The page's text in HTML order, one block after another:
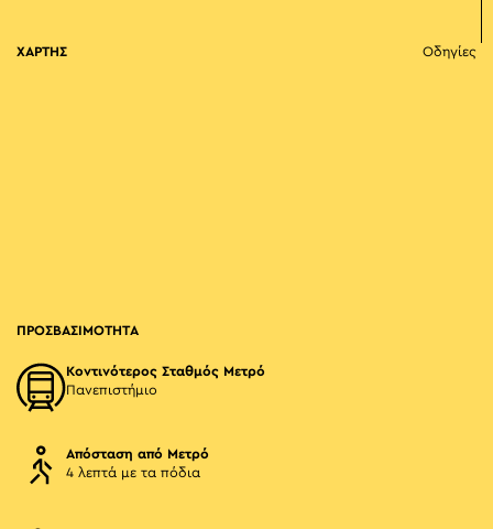
ΧΑΡΤΗΣ Οδηγίες
ΠΡΟΣΒΑΣΙΜΟΤΗΤΑ
Κοντινότερος Σταθμός Μετρό
Πανεπιστήμιο
Απόσταση από Μετρό
4 λεπτά με τα πόδια